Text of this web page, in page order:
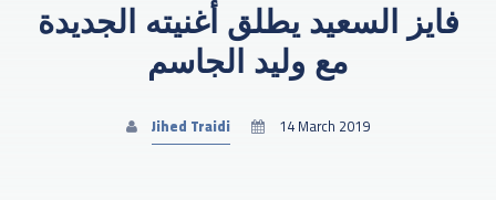
Search in the website:
فايز السعيد يطلق أغنيته الجديدة
مع وليد الجاسم
Jihed Traidi 14 March 2019